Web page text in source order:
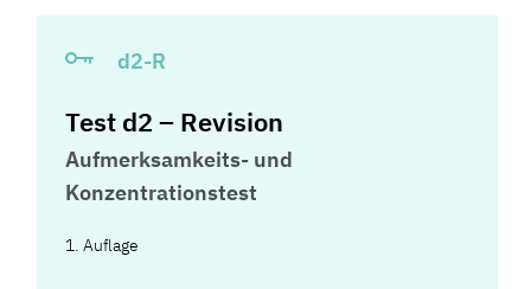
d2-R
Test d2 – Revision
Aufmerksamkeits- und
Konzentrationstest
1. Auflage